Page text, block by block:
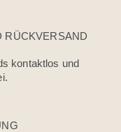
RÜCKVERSAND
kontaktlos und